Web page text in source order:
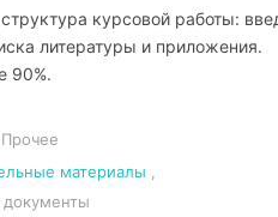
курсовой работы:
литературы и приложения.
90%.
материалы
документы